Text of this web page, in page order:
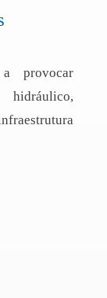
provocar